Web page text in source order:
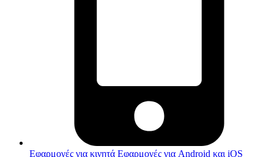
Εφαρμογές για κινητά Εφαρμογές για Android και iOS